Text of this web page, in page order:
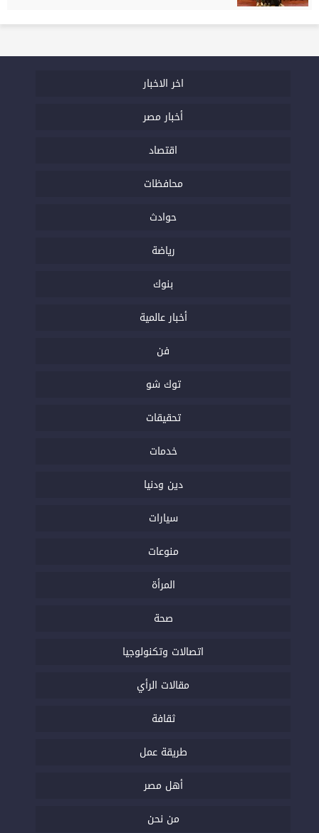
اخر الاخبار
أخبار مصر
اقتصاد
محافظات
حوادث
رياضة
بنوك
أخبار عالمية
فن
توك شو
تحقيقات
خدمات
دين ودنيا
سيارات
منوعات
المرأة
صحة
اتصالات وتكنولوجيا
مقالات الرأي
ثقافة
طريقة عمل
أهل مصر
من نحن